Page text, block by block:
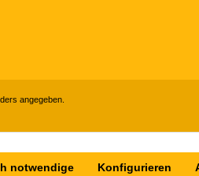
angegeben.
notwendige Konfigurieren